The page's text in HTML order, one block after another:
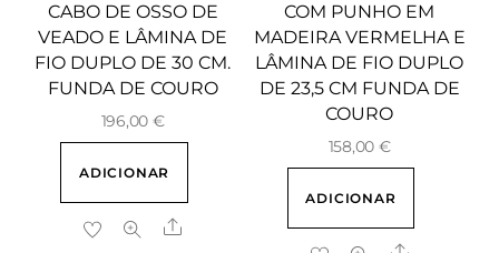
CABO DE OSSO DE
VEADO E LÂMINA DE
FIO DUPLO DE 30 CM.
FUNDA DE COURO
196,00 €
ADICIONAR
Share
COM PUNHO EM
MADEIRA VERMELHA E
LÂMINA DE FIO DUPLO
DE 23,5 CM FUNDA DE
COURO
158,00 €
ADICIONAR